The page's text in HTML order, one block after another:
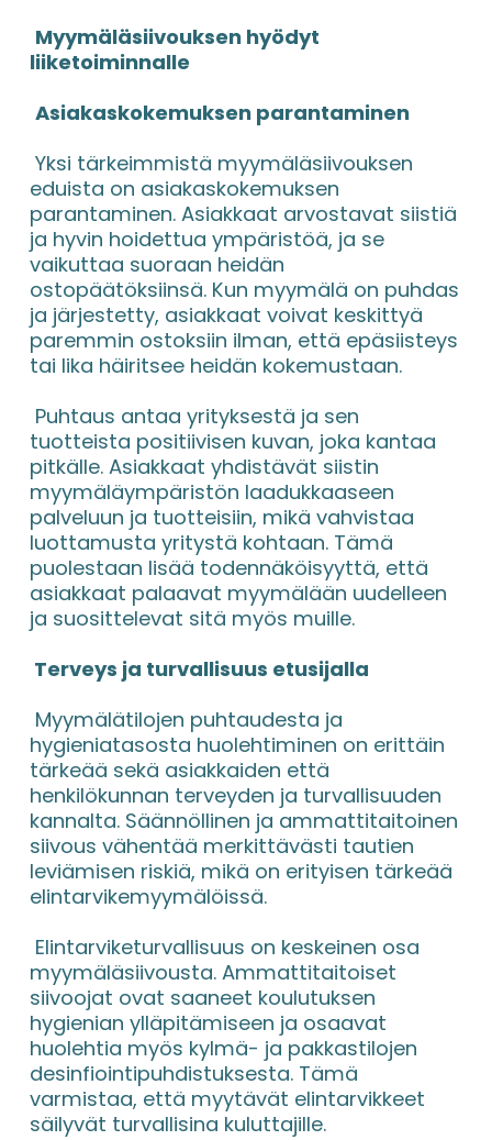
Myymäläsiivouksen hyödyt
liiketoiminnalle
Asiakaskokemuksen parantaminen
eduista on asiakaskokemuksen
parantaminen. Asiakkaat arvostavat siistiä
ja hyvin hoidettua ympäristöä, ja se
vaikuttaa suoraan heidän
ostopäätöksiinsä. Kun myymälä on puhdas
ja järjestetty, asiakkaat voivat keskittyä
paremmin ostoksiin ilman, että epäsiisteys
tai lika häiritsee heidän kokemustaan.
tuotteista positiivisen kuvan, joka kantaa
pitkälle. Asiakkaat yhdistävät siistin
myymäläympäristön laadukkaaseen
palveluun ja tuotteisiin, mikä vahvistaa
luottamusta yritystä kohtaan. Tämä
puolestaan lisää todennäköisyyttä, että
asiakkaat palaavat myymälään uudelleen
ja suosittelevat sitä myös muille.
Terveys ja turvallisuus etusijalla
hygieniatasosta huolehtiminen on erittäin
tärkeää sekä asiakkaiden että
henkilökunnan terveyden ja turvallisuuden
kannalta. Säännöllinen ja ammattitaitoinen
siivous vähentää merkittävästi tautien
leviämisen riskiä, mikä on erityisen tärkeää
elintarvikemyymälöissä.
myymäläsiivousta. Ammattitaitoiset
siivoojat ovat saaneet koulutuksen
hygienian ylläpitämiseen ja osaavat
huolehtia myös kylmä- ja pakkastilojen
desinfiointipuhdistuksesta. Tämä
varmistaa, että myytävät elintarvikkeet
säilyvät turvallisina kuluttajille.